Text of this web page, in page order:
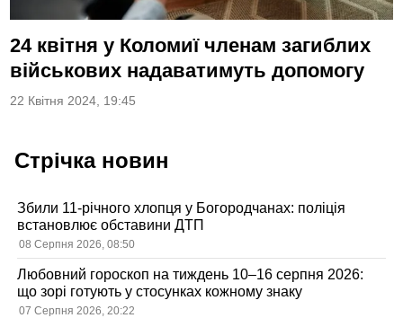
24 квітня у Коломиї членам загиблих
військових надаватимуть допомогу
22 Квітня 2024, 19:45
Стрічка новин
Збили 11-річного хлопця у Богородчанах: поліція
встановлює обставини ДТП
08 Серпня 2026, 08:50
Любовний гороскоп на тиждень 10–16 серпня 2026:
що зорі готують у стосунках кожному знаку
07 Серпня 2026, 20:22